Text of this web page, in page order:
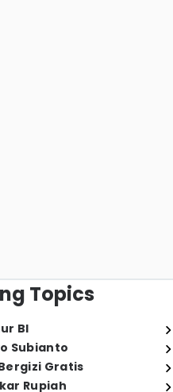
Topics
BI
Subianto
Gratis
Rupiah